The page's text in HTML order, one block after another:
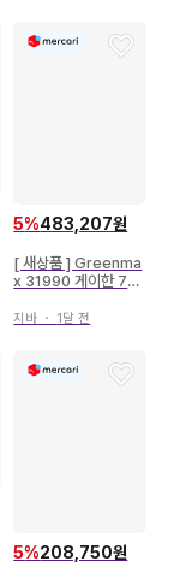
5%483,207원
[ 새상품 ] Greenma
x 31990 게이한 72
지바 ・ 1달 전
5%208,750원